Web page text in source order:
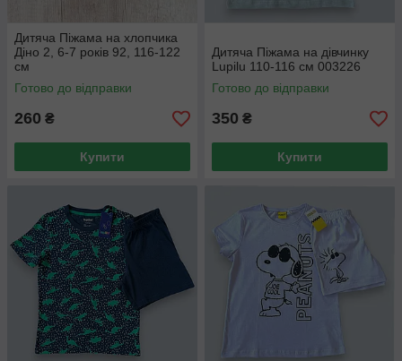
Дитяча Піжама на хлопчика
Діно 2, 6-7 років 92, 116-122
см
Готово до відправки
260 ₴
Купити
Дитяча Піжама на дівчинку
Lupilu 110-116 см 003226
Готово до відправки
350 ₴
Купити